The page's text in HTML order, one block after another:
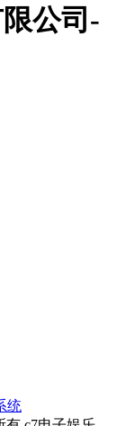
公司-
统